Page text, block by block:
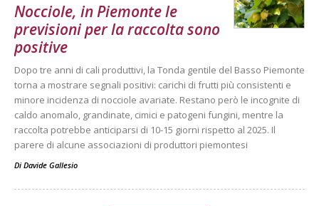
Nocciole, in Piemonte le
previsioni per la raccolta sono
positive
Dopo tre anni di cali produttivi, la Tonda gentile del Basso Piemonte
torna a mostrare segnali positivi: carichi di frutti più consistenti e
minore incidenza di nocciole avariate. Restano però le incognite di
caldo anomalo, grandinate, cimici e patogeni fungini, mentre la
raccolta potrebbe anticiparsi di 10-15 giorni rispetto al 2025. Il
parere di alcune associazioni di produttori piemontesi
Di Davide Gallesio